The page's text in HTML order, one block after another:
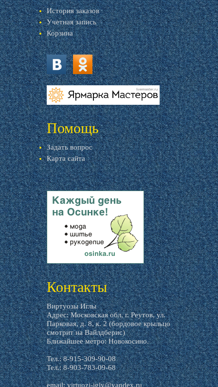
История заказов
Учетная запись
Корзина
vk.com ok.ru
livemaster.ru
Помощь
Задать вопрос
Карта сайта
livemaster.ru
Контакты
Виртуозы Иглы
Адрес: Московская обл, г. Реутов, ул.
Парковая, д. 8, к. 2 (бордовое крыльцо
смотрит на Вайлдберис)
Ближайшее метро: Новокосино.
Тел.: 8-915-309-90-08
Тел.: 8-903-783-09-68
email:virtuozi-igly@yandex.ru